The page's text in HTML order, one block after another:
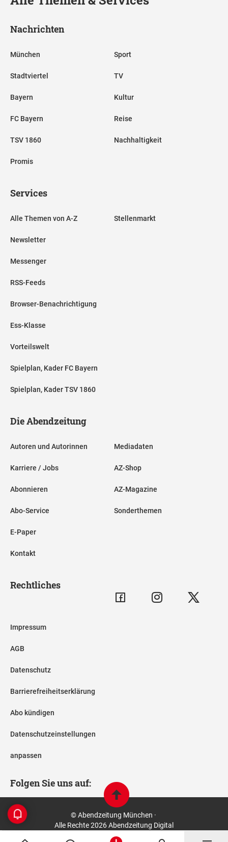
Nachrichten
München
Stadtviertel
Bayern
FC Bayern
TSV 1860
Promis
Sport
TV
Kultur
Reise
Nachhaltigkeit
Services
Alle Themen von A-Z
Newsletter
Messenger
RSS-Feeds
Browser-Benachrichtigung
Ess-Klasse
Vorteilswelt
Spielplan, Kader FC Bayern
Spielplan, Kader TSV 1860
Stellenmarkt
Die Abendzeitung
Autoren und Autorinnen
Karriere / Jobs
Abonnieren
Abo-Service
E-Paper
Kontakt
Mediadaten
AZ-Shop
AZ-Magazine
Sonderthemen
Rechtliches
Impressum
AGB
Datenschutz
Barrierefreiheitserklärung
Abo kündigen
Datenschutzeinstellungen
anpassen
Folgen Sie uns auf:
© Abendzeitung München ·
Alle Rechte 2026 Abendzeitung Digital